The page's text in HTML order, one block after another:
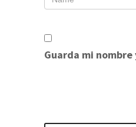
Guarda mi